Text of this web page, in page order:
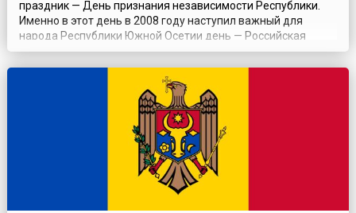
праздник — День признания независимости Республики.
Именно в этот день в 2008 году наступил важный для
народа Республики Южной Осетии день — Российская
Федерация первой из государств мира приняла решение о
признании независимости Республики Южная Осетия.В
ночь на 8 августа 2008 года грузинские войска атаковали
Южную Осетию и разрушили часть ...